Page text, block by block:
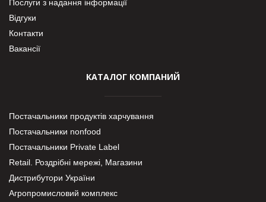
Послуги з надання інформації
Відгуки
Контакти
Вакансії
КАТАЛОГ КОМПАНИЙ
Постачальники продуктів харчування
Постачальники nonfood
Постачальники Private Label
Retail. Роздрібні мережі, Магазини
Дистрибутори України
Агропромисловий комплекс